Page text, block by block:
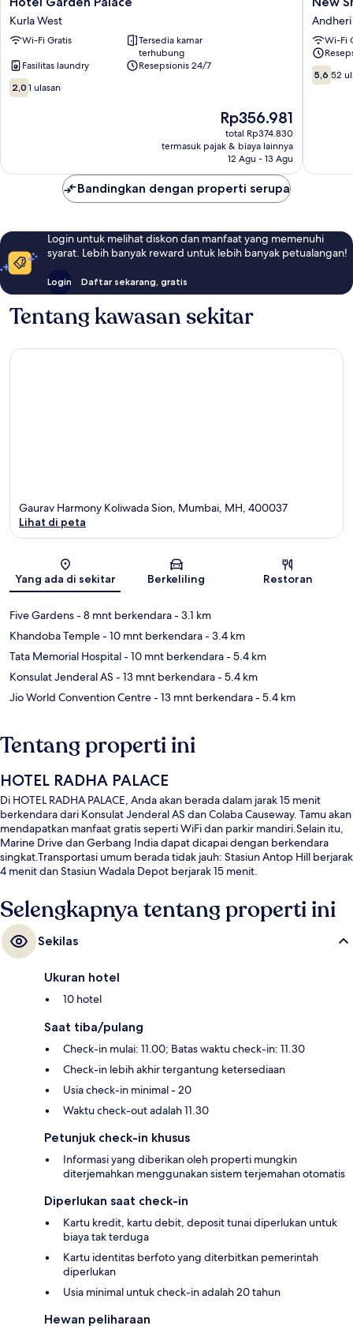
Garden
Palace
Kurla
Kurla West
Wi-Fi Gratis
Tersedia kamar
terhubung
Fasilitas laundry
Resepsionis 24/7
2.0
dari
2,0 1 ulasan
Harga
sekarang
Rp356.981
Rp356.981
total Rp374.830
termasuk pajak & biaya lainnya
12 Agu - 13 Agu
Shahana
-
Hostel
Andheri
Timur
Wi-Fi
5.6
dari
5,6 52
Bandingkan dengan properti serupa
Login untuk melihat diskon dan manfaat yang memenuhi
syarat. Lebih banyak reward untuk lebih banyak petualangan!
Login Daftar sekarang, gratis
Tentang kawasan sekitar
Peta
Gaurav Harmony Koliwada Sion, Mumbai, MH, 400037
Lihat di peta
Yang ada di sekitar Berkeliling Restoran
Five Gardens- 8 mnt berkendara- 3.1 km
Khandoba Temple- 10 mnt berkendara- 3.4 km
Tata Memorial Hospital- 10 mnt berkendara- 5.4 km
Konsulat Jenderal AS - 13 mnt berkendara- 5.4 km
Jio World Convention Centre- 13 mnt berkendara- 5.4 km
Tentang properti ini
HOTEL RADHA PALACE
Di HOTEL RADHA PALACE, Anda akan berada dalam jarak 15 menit
berkendara dari Konsulat Jenderal AS dan Colaba Causeway. Tamu akan
mendapatkan manfaat gratis seperti WiFi dan parkir mandiri.Selain itu,
Marine Drive dan Gerbang India dapat dicapai dengan berkendara
singkat.Transportasi umum berada tidak jauh: Stasiun Antop Hill berjarak
4 menit dan Stasiun Wadala Depot berjarak 15 menit.
Selengkapnya tentang properti ini
Sekilas
Ukuran hotel
10 hotel
Saat tiba/pulang
Check-in mulai: 11.00; Batas waktu check-in: 11.30
Check-in lebih akhir tergantung ketersediaan
Usia check-in minimal - 20
Waktu check-out adalah 11.30
Petunjuk check-in khusus
Informasi yang diberikan oleh properti mungkin
diterjemahkan menggunakan sistem terjemahan otomatis
Diperlukan saat check-in
Kartu kredit, kartu debit, deposit tunai diperlukan untuk
biaya tak terduga
Kartu identitas berfoto yang diterbitkan pemerintah
diperlukan
Usia minimal untuk check-in adalah 20 tahun
Hewan peliharaan